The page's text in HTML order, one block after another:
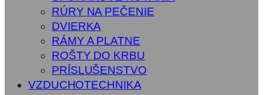
RÚRY NA PEČENIE
DVIERKA
RÁMY A PLATNE
ROŠTY DO KRBU
PRÍSLUŠENSTVO
VZDUCHOTECHNIKA